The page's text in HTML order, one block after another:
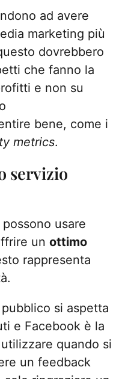
ad avere
marketing più
dovrebbero
che fanno la
e non su
bene, come i
metrics.
servizio
usare
un ottimo
rappresenta
si aspetta
e Facebook è la
quando si
un feedback